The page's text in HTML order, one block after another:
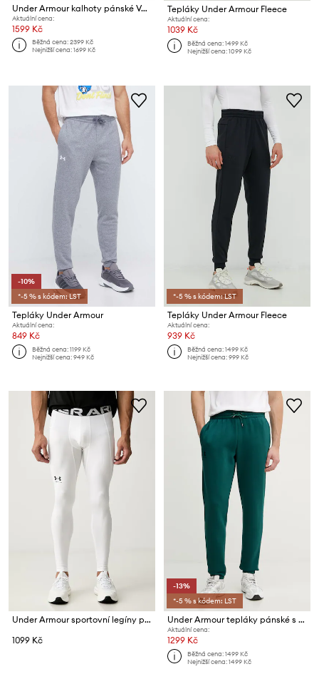
Under Armour kalhoty pánské Velociti
Aktuální cena:
1599 Kč
Běžná cena:2399 Kč
Nejnižší cena:1699 Kč
Tepláky Under Armour Fleece
Aktuální cena:
1039 Kč
Běžná cena:1499 Kč
Nejnižší cena:1099 Kč
-10%
*-5 % s kódem: LST
Tepláky Under Armour
Aktuální cena:
849 Kč
Běžná cena:1199 Kč
Nejnižší cena:949 Kč
*-5 % s kódem: LST
Tepláky Under Armour Fleece
Aktuální cena:
939 Kč
Běžná cena:1499 Kč
Nejnižší cena:999 Kč
Under Armour sportovní legíny pánské CG Armour
1099 Kč
-13%
*-5 % s kódem: LST
Under Armour tepláky pánské s bavlnou Essential Fleece
Aktuální cena:
1299 Kč
Běžná cena:1499 Kč
Nejnižší cena:1499 Kč